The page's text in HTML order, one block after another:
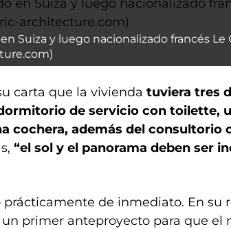
Suiza y luego nacionalizado francés Le
carta que la vivienda tuviera tres
de servicio con toilette,
cochera, además del consultorio
“el sol y el panorama deben ser
prácticamente de inmediato. En su
primer anteproyecto para que el